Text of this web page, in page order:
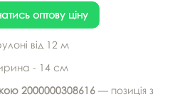
оптову ціну
від 12 м
- 14 см
2000000308616 — позиція з